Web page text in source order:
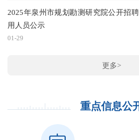
2025年泉州市规划勘测研究院公开招
用人员公示
01-29
更多>
重点信息公